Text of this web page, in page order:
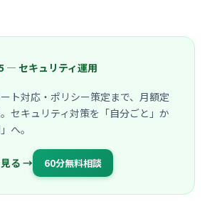
セキュリティ運用
ト対応・ポリシー策定まで、月額定
セキュリティ対策を「自分ごと」か
へ。
見る → 60分無料相談